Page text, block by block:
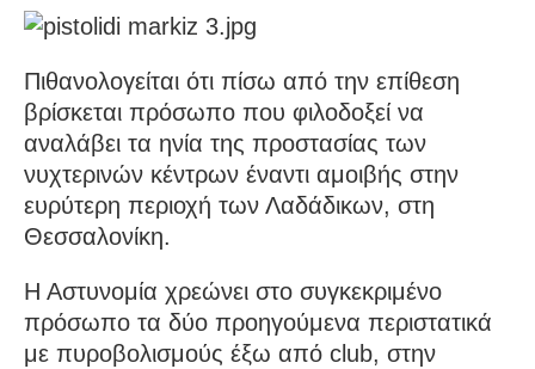
Πιθανολογείται ότι πίσω από την επίθεση
βρίσκεται πρόσωπο που φιλοδοξεί να
αναλάβει τα ηνία της προστασίας των
νυχτερινών κέντρων έναντι αμοιβής στην
ευρύτερη περιοχή των Λαδάδικων, στη
Θεσσαλονίκη.
Η Αστυνομία χρεώνει στο συγκεκριμένο
πρόσωπο τα δύο προηγούμενα περιστατικά
με πυροβολισμούς έξω από club, στην